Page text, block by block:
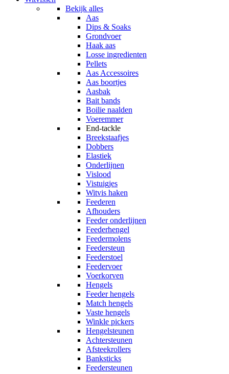
Bekijk alles
Aas
Dips & Soaks
Grondvoer
Haak aas
Losse ingredienten
Pellets
Aas Accessoires
Aas boortjes
Aasbak
Bait bands
Boilie naalden
Voeremmer
End-tackle
Breekstaafjes
Dobbers
Elastiek
Onderlijnen
Vislood
Vistuigjes
Witvis haken
Feederen
Afhouders
Feeder onderlijnen
Feederhengel
Feedermolens
Feedersteun
Feederstoel
Feedervoer
Voerkorven
Hengels
Feeder hengels
Match hengels
Vaste hengels
Winkle pickers
Hengelsteunen
Achtersteunen
Afsteekrollers
Banksticks
Feedersteunen